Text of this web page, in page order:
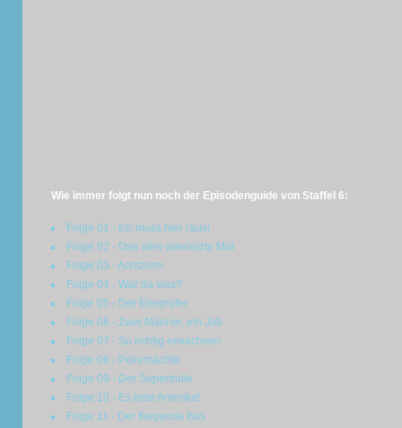
Wie immer folgt nun noch der Episodenguide von Staffel 6:
Folge 01 - Ich muss hier raus!
Folge 02 - Das aller-allerletzte Mal
Folge 03 - Achtzehn
Folge 04 - War da was?
Folge 05 - Der Eheprüfer
Folge 06 - Zwei Männer, ein Job
Folge 07 - So richtig erwachsen
Folge 08 - Pokernächte
Folge 09 - Der Superbulle
Folge 10 - Es lebe Amerika!
Folge 11 - Der fliegende Bus